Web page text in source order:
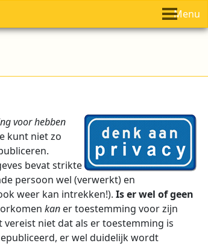
Menu
voor hebben
kunt niet zo
bevat strikte
persoon wel (verwerkt) en
weer kan intrekken!). Is er wel of geen
kan er toestemming voor zijn
niet dat als er toestemming is
er wel duidelijk wordt